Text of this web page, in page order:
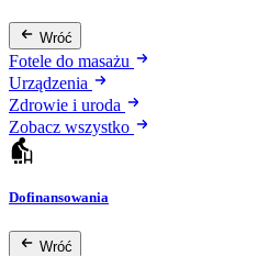
Wróć
Fotele do masażu
Urządzenia
Zdrowie i uroda
Zobacz wszystko
Dofinansowania
Wróć